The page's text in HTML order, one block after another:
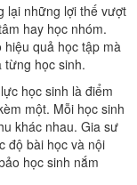
lại những lợi thế vượt
hay học nhóm.
quả học tập mà
từng học sinh.
học sinh là điểm
một. Mỗi học sinh
khác nhau. Gia sư
độ bài học và nội
học sinh nắm